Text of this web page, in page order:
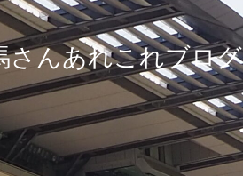
さんあれこれブログ